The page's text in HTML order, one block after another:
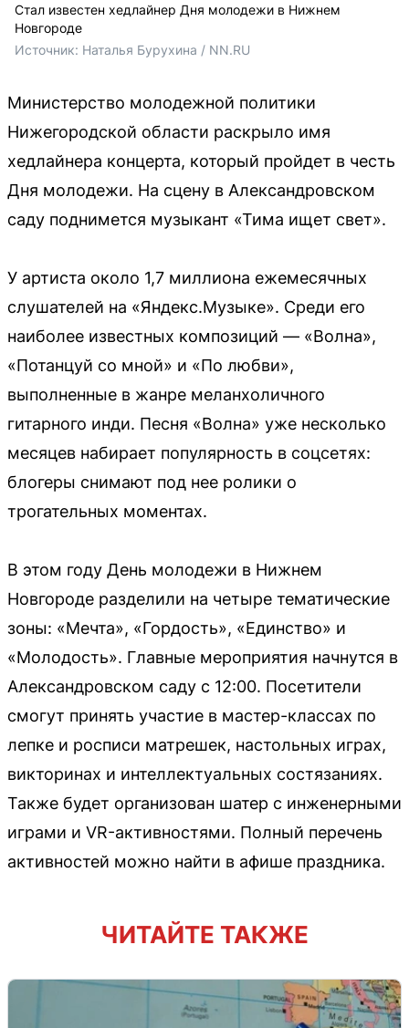
Стал известен хедлайнер Дня молодежи в Нижнем
Новгороде
Источник: Наталья Бурухина / NN.RU
Министерство молодежной политики
Нижегородской области раскрыло имя
хедлайнера концерта, который пройдет в честь
Дня молодежи. На сцену в Александровском
саду поднимется музыкант «Тима ищет свет».
У артиста около 1,7 миллиона ежемесячных
слушателей на «Яндекс.Музыке». Среди его
наиболее известных композиций — «Волна»,
«Потанцуй со мной» и «По любви»,
выполненные в жанре меланхоличного
гитарного инди. Песня «Волна» уже несколько
месяцев набирает популярность в соцсетях:
блогеры снимают под нее ролики о
трогательных моментах.
В этом году День молодежи в Нижнем
Новгороде разделили на четыре тематические
зоны: «Мечта», «Гордость», «Единство» и
«Молодость». Главные мероприятия начнутся в
Александровском саду с 12:00. Посетители
смогут принять участие в мастер-классах по
лепке и росписи матрешек, настольных играх,
викторинах и интеллектуальных состязаниях.
Также будет организован шатер с инженерными
играми и VR-активностями. Полный перечень
активностей можно найти в афише праздника.
ЧИТАЙТЕ ТАКЖЕ